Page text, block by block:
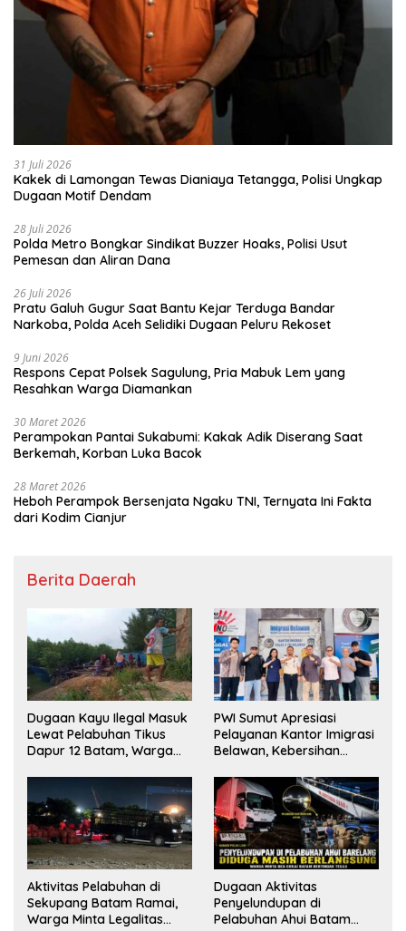
31 Juli 2026
Kakek di Lamongan Tewas Dianiaya Tetangga, Polisi Ungkap
Dugaan Motif Dendam
28 Juli 2026
Polda Metro Bongkar Sindikat Buzzer Hoaks, Polisi Usut
Pemesan dan Aliran Dana
26 Juli 2026
Pratu Galuh Gugur Saat Bantu Kejar Terduga Bandar
Narkoba, Polda Aceh Selidiki Dugaan Peluru Rekoset
9 Juni 2026
Respons Cepat Polsek Sagulung, Pria Mabuk Lem yang
Resahkan Warga Diamankan
30 Maret 2026
Perampokan Pantai Sukabumi: Kakak Adik Diserang Saat
Berkemah, Korban Luka Bacok
28 Maret 2026
Heboh Perampok Bersenjata Ngaku TNI, Ternyata Ini Fakta
dari Kodim Cianjur
Berita Daerah
Dugaan Kayu Ilegal Masuk
Lewat Pelabuhan Tikus
Dapur 12 Batam, Warga
Pengecekan
PWI Sumut Apresiasi
Pelayanan Kantor Imigrasi
Belawan, Kebersihan
Aktivitas Pelabuhan di
Sekupang Batam Ramai,
Warga Minta Legalitas
Dugaan Aktivitas
Penyelundupan di
Pelabuhan Ahui Batam